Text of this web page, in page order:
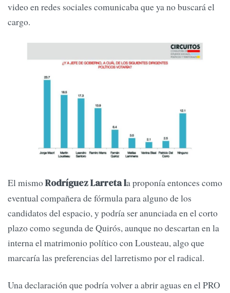
video en redes sociales comunicaba que ya no buscará el
cargo.
El mismoRodríguez Larreta la proponía entonces como
eventual compañera de fórmula para alguno de los
candidatos del espacio, y podría ser anunciada en el corto
plazo como segunda de Quirós, aunque no descartan en la
interna el matrimonio político con Lousteau, algo que
marcaría las preferencias del larretismo por el radical.
Una declaración que podría volver a abrir aguas en el PRO